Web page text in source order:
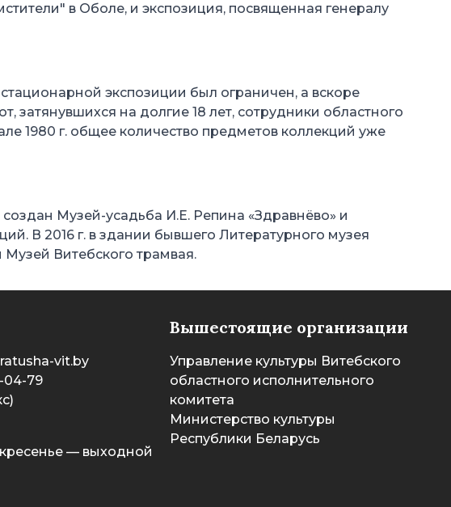
в Оболе, и экспозиция, посвященная генералу
экспозиции был ограничен, а вскоре
на долгие 18 лет, сотрудники областного
1980 г. общее количество предметов коллекций уже
Музей-усадьба И.Е. Репина «Здравнёво» и
В 2016 г. в здании бывшего Литературного музея
Витебского трамвая.
vit.by
04-79
— выходной
Вышестоящие организации
Управление культуры Витебского
областного исполнительного
комитета
Министерство культуры
Республики Беларусь